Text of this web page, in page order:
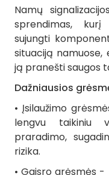
Namų
sprendimas,
sujungti
situaciją
ją pranešti saugos
Dažniausios
• Įsilaužimo
lengvu taikiniu
praradimo,
rizika.
• Gaisro grėsmės